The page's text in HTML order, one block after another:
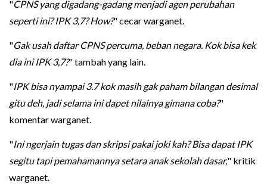
"CPNS yang digadang-gadang menjadi agen perubahan
seperti ini? IPK 3,7? How?" cecar warganet.
"Gak usah daftar CPNS percuma, beban negara. Kok bisa kek
dia ini IPK 3,7?" tambah yang lain.
"IPK bisa nyampai 3.7 kok masih gak paham bilangan desimal
gitu deh, jadi selama ini dapet nilainya gimana coba?"
komentar warganet.
"Ini ngerjain tugas dan skripsi pakai joki kah? Bisa dapat IPK
segitu tapi pemahamannya setara anak sekolah dasar," kritik
warganet.